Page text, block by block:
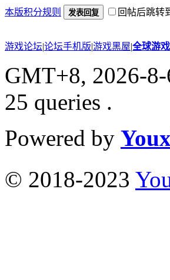
本版积分规则 发表回复 回帖后跳转
游戏论坛|论坛手机版|游戏黑屋|全球游
GMT+8, 2026-
25 queries .
Powered by
© 2018-2023